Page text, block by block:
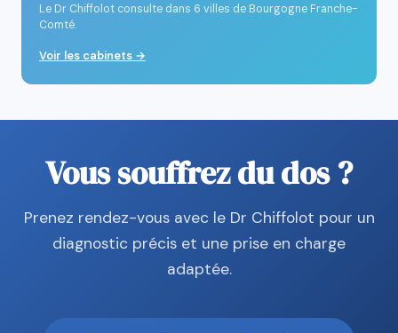
Le Dr Chiffolot consulte dans 6 villes de Bourgogne Franche-
Comté.
Voir les cabinets →
Vous souffrez du dos ?
Prenez rendez-vous avec le Dr Chiffolot pour un
diagnostic précis et une prise en charge
adaptée.